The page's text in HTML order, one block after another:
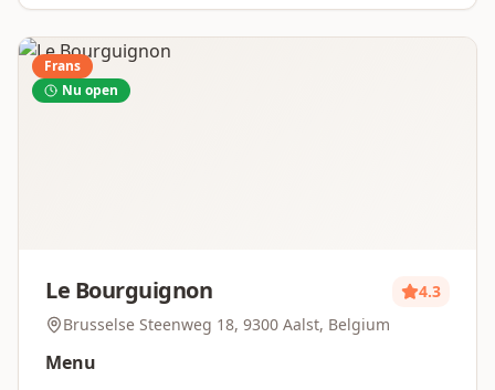
Frans
Nu open
Le Bourguignon
4.3
Brusselse Steenweg 18, 9300 Aalst, Belgium
Menu